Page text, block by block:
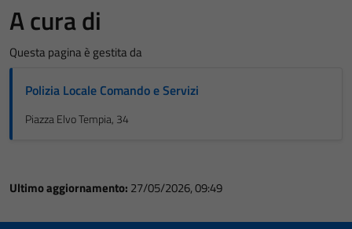
A cura di
Questa pagina è gestita da
Polizia Locale Comando e Servizi
Piazza Elvo Tempia, 34
Ultimo aggiornamento: 27/05/2026, 09:49